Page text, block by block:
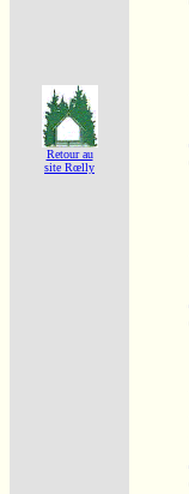
Retour au
site Rœlly